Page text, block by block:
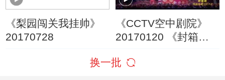
《梨园闯关我挂帅》
20170728
《CCTV空中剧院》
20170120 《封箱戏
1/2
换一批